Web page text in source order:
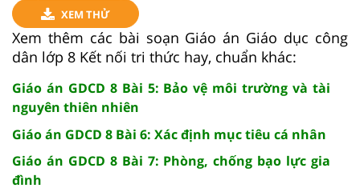
XEM THỬ
Xem thêm các bài soạn Giáo án Giáo dục công
dân lớp 8 Kết nối tri thức hay, chuẩn khác:
Giáo án GDCD 8 Bài 5: Bảo vệ môi trường và tài
nguyên thiên nhiên
Giáo án GDCD 8 Bài 6: Xác định mục tiêu cá nhân
Giáo án GDCD 8 Bài 7: Phòng, chống bạo lực gia
đình